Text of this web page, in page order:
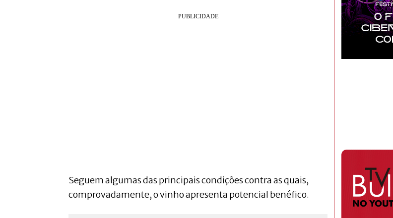
Seguem algumas das principais condições contra as quais,
comprovadamente, o vinho apresenta potencial benéfico.